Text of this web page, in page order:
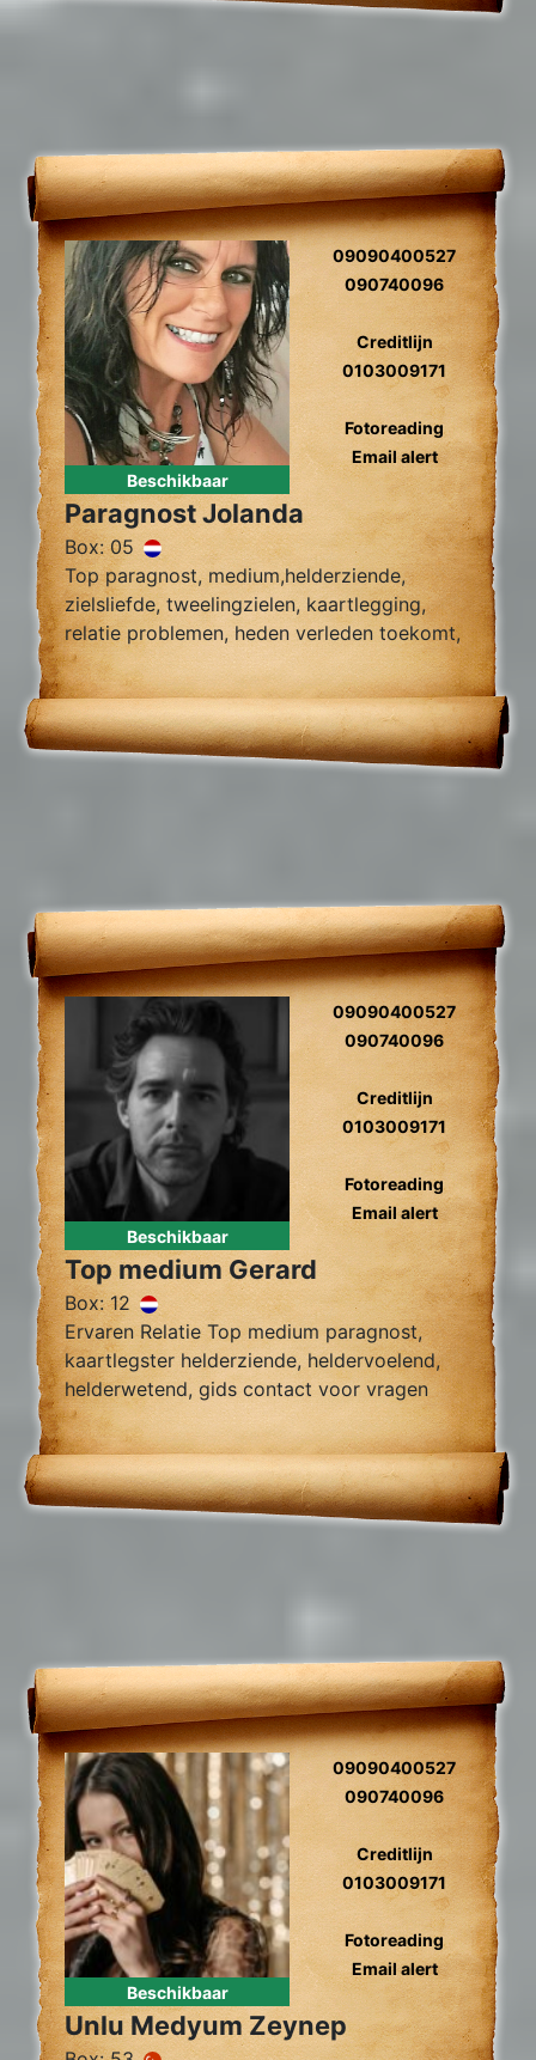
Beschikbaar
09090400527
090740096
Creditlijn
0103009171
Fotoreading
Email alert
Paragnost Jolanda
Box: 05
Top paragnost, medium,helderziende,
zielsliefde, tweelingzielen, kaartlegging,
relatie problemen, heden verleden toekomt,
foto reading.
Beschikbaar
09090400527
090740096
Creditlijn
0103009171
Fotoreading
Email alert
Top medium Gerard
Box: 12
Ervaren Relatie Top medium paragnost,
kaartlegster helderziende, heldervoelend,
helderwetend, gids contact voor vragen
over relatie problemen, tweelingzielen,
Beschikbaar
09090400527
090740096
Creditlijn
0103009171
Fotoreading
Email alert
Unlu Medyum Zeynep